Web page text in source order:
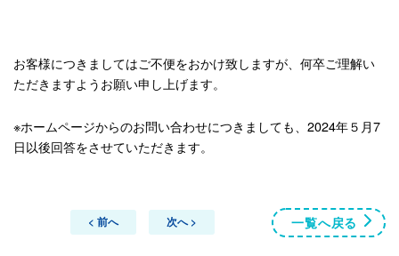
お客様につきましてはご不便をおかけ致しますが、何卒ご理解い
ただきますようお願い申し上げます。
※ホームページからのお問い合わせにつきましても、2024年５月7
日以後回答をさせていただきます。
一覧へ戻る
< 前へ 次へ >